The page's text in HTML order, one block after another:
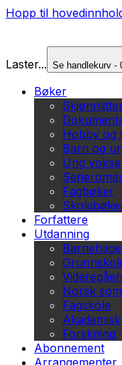
Hopp til
Laster... Se handlekurv -
Bøker
Hobby og
Barn og
Ung
Fagbøker
Forfattere
Utdanning
Barnehage
Norsk
Fagskole
Akademisk
Forskning
Abonnement
Arrangementer